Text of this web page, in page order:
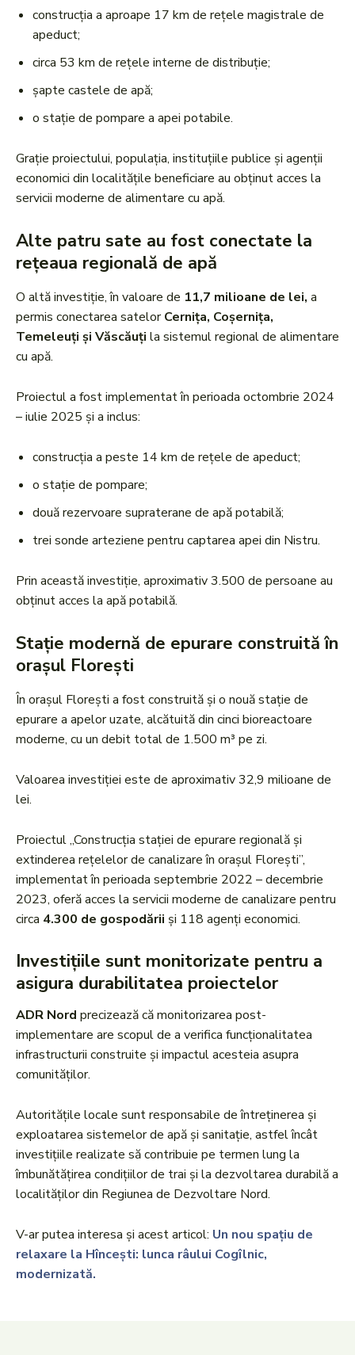
construcția a aproape 17 km de rețele magistrale de
apeduct;
circa 53 km de rețele interne de distribuție;
șapte castele de apă;
o stație de pompare a apei potabile.
Grație proiectului, populația, instituțiile publice și agenții
economici din localitățile beneficiare au obținut acces la
servicii moderne de alimentare cu apă.
Alte patru sate au fost conectate la
rețeaua regională de apă
O altă investiție, în valoare de 11,7 milioane de lei, a
permis conectarea satelorCernița, Coșernița,
Temeleuți și Văscăuți la sistemul regional de alimentare
cu apă.
Proiectul a fost implementat în perioada octombrie 2024
– iulie 2025 și a inclus:
construcția a peste 14 km de rețele de apeduct;
o stație de pompare;
două rezervoare supraterane de apă potabilă;
trei sonde arteziene pentru captarea apei din Nistru.
Prin această investiție, aproximativ 3.500 de persoane au
obținut acces la apă potabilă.
Stație modernă de epurare construită în
orașul Florești
În orașul Florești a fost construită și o nouă stație de
epurare a apelor uzate, alcătuită din cinci bioreactoare
moderne, cu un debit total de 1.500 m³ pe zi.
Valoarea investiției este de aproximativ 32,9 milioane de
lei.
Proiectul „Construcția stației de epurare regională și
extinderea rețelelor de canalizare în orașul Florești”,
implementat în perioada septembrie 2022 – decembrie
2023, oferă acces la servicii moderne de canalizare pentru
circa 4.300 de gospodării și 118 agenți economici.
Investițiile sunt monitorizate pentru a
asigura durabilitatea proiectelor
ADR Nord precizează că monitorizarea post-
implementare are scopul de a verifica funcționalitatea
infrastructurii construite și impactul acesteia asupra
comunităților.
Autoritățile locale sunt responsabile de întreținerea și
exploatarea sistemelor de apă și sanitație, astfel încât
investițiile realizate să contribuie pe termen lung la
îmbunătățirea condițiilor de trai și la dezvoltarea durabilă a
localităților din Regiunea de Dezvoltare Nord.
V-ar putea interesa și acest articol: Un nou spațiu de
relaxare la Hîncești: lunca râului Cogîlnic,
modernizată.